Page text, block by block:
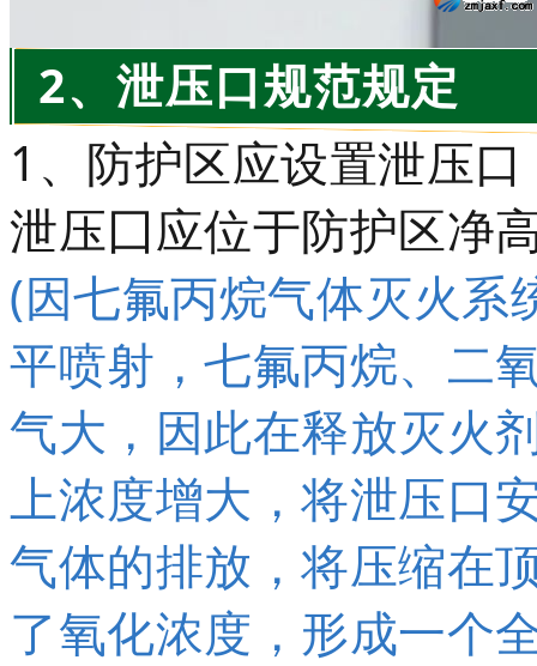
2、泄压口规范规定
1、防护区应设置泄压口
泄压囗应位于防护区净
(因七氟丙烷气体灭火系
平喷射，七氟丙烷、二
气大，因此在释放灭火
上浓度增大，将泄压口
气体的排放，将压缩在
了氧化浓度，形成一个